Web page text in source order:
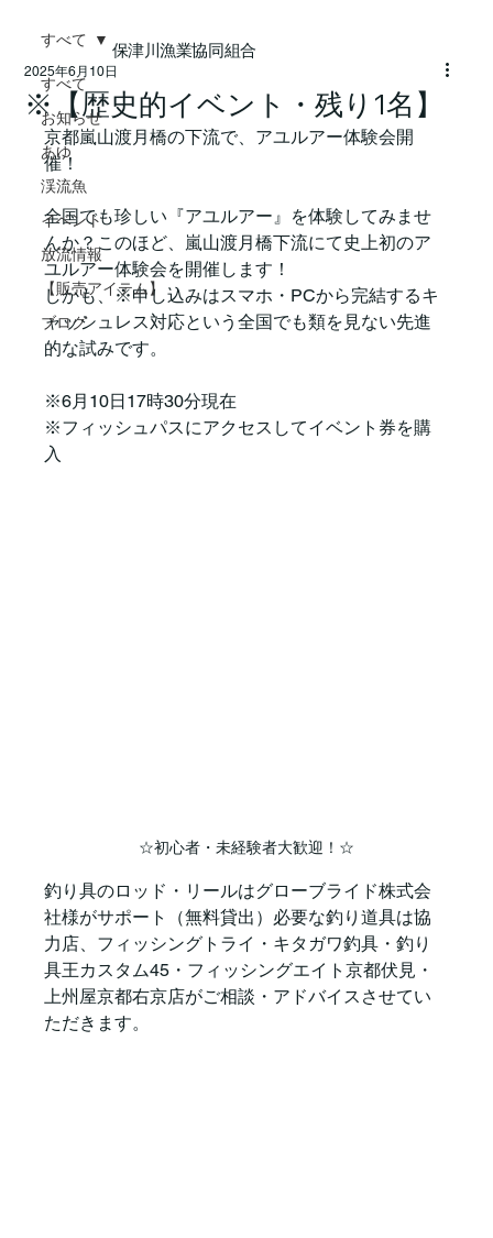
保津川漁業協同組合
すべて
お知らせ
あゆ
渓流魚
イベント
放流情報
【販売アイテム】
ブログ
すべて
※【歴史的イベント・残り1名】
2025年6月10日
京都嵐山渡月橋の下流で、アユルアー体験会開
催！
全国でも珍しい『アユルアー』を体験してみませ
んか？このほど、嵐山渡月橋下流にて史上初のア
ユルアー体験会を開催します！
しかも、※申し込みはスマホ・PCから完結するキ
ャッシュレス対応という全国でも類を見ない先進
的な試みです。
※6月10日17時30分現在
※フィッシュパスにアクセスしてイベント券を購
入
☆初心者・未経験者大歓迎！☆
釣り具のロッド・リールはグローブライド株式会
社様がサポート（無料貸出）必要な釣り道具は協
力店、フィッシングトライ・キタガワ釣具・釣り
具王カスタム45・フィッシングエイト京都伏見・
上州屋京都右京店がご相談・アドバイスさせてい
ただきます。